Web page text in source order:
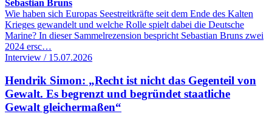
Sebastian Bruns
Wie haben sich Europas Seestreitkräfte seit dem Ende des Kalten
Krieges gewandelt und welche Rolle spielt dabei die Deutsche
Marine? In dieser Sammelrezension bespricht Sebastian Bruns zwei
2024 ersc…
Interview / 15.07.2026
Hendrik Simon: „Recht ist nicht das Gegenteil von
Gewalt. Es begrenzt und begründet staatliche
Gewalt gleichermaßen“